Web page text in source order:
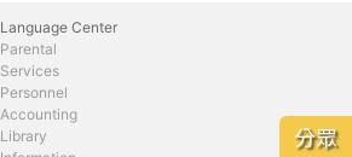
分眾
Parental
Services
Personnel
Accounting
Library
Language Center